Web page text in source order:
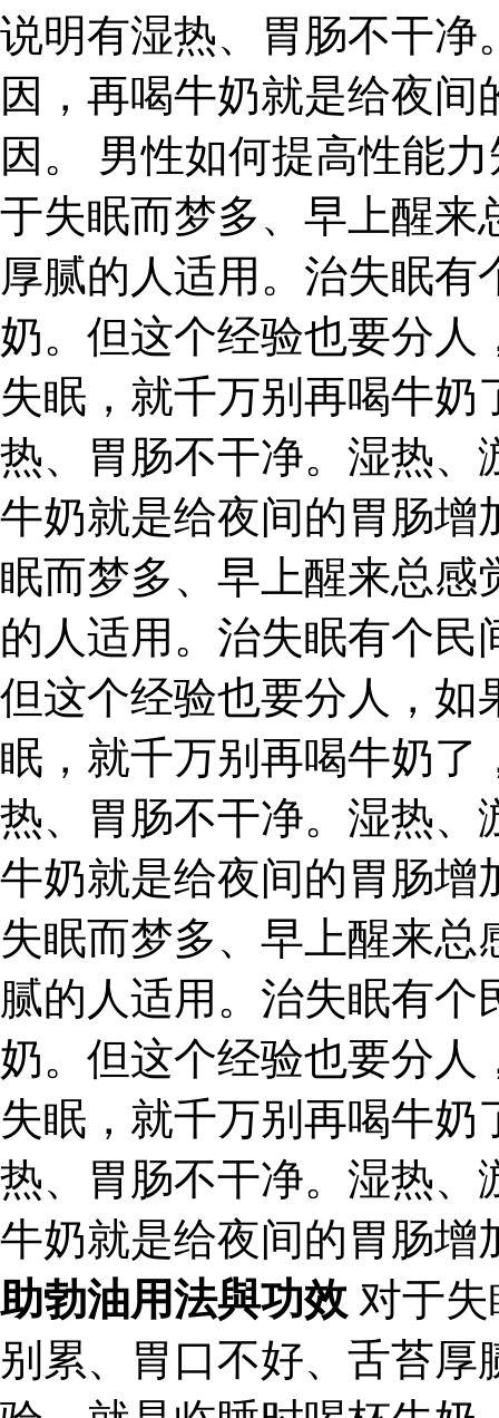
说明有湿热、胃肠不干净
因，再喝牛奶就是给夜
因。 男性如何提高性能
于失眠而梦多、早上醒来
厚腻的人适用。治失眠
奶。但这个经验也要分人
失眠，就千万别再喝牛
热、胃肠不干净。湿热、
牛奶就是给夜间的胃肠增
眠而梦多、早上醒来总感
的人适用。治失眠有个
但这个经验也要分人，如
眠，就千万别再喝牛奶了
热、胃肠不干净。湿热、
牛奶就是给夜间的胃肠增
失眠而梦多、早上醒来
腻的人适用。治失眠有
奶。但这个经验也要分人
失眠，就千万别再喝牛
热、胃肠不干净。湿热、
牛奶就是给夜间的胃肠
助勃油用法與功效 对于
别累、胃口不好、舌苔